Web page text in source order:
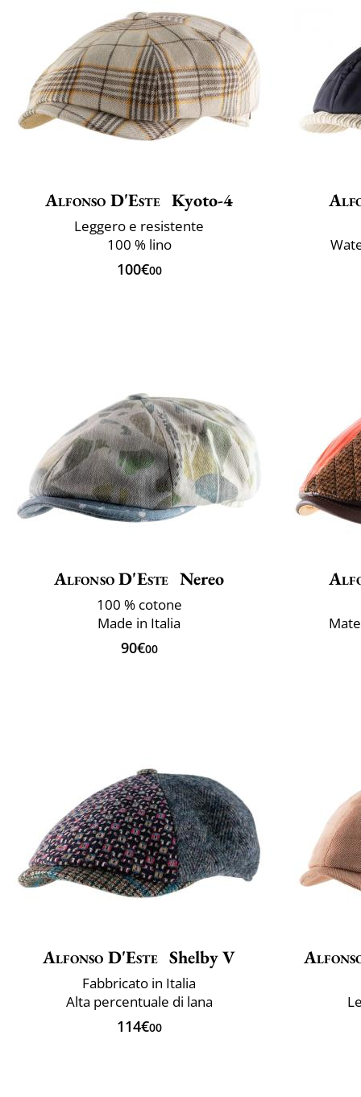
Alfonso D'Este Kyoto-4
Leggero e resistente
100 % lino
100€00
Alfonso D'Este Nereo
100 % cotone
Made in Italia
90€00
Alfonso D'Este Shelby V
Fabbricato in Italia
Alta percentuale di lana
114€00